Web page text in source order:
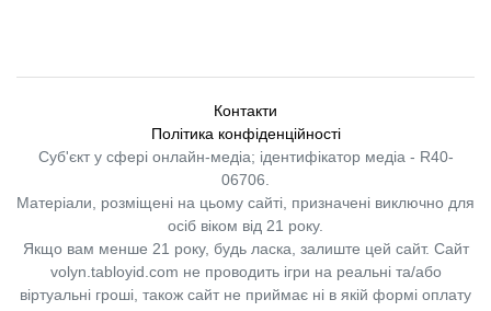
Контакти
Політика конфіденційності
Суб'єкт у сфері онлайн-медіа; ідентифікатор медіа - R40-
06706.
Матеріали, розміщені на цьому сайті, призначені виключно для
осіб віком від 21 року.
Якщо вам менше 21 року, будь ласка, залиште цей сайт. Сайт
volyn.tabloyid.com не проводить ігри на реальні та/або
віртуальні гроші, також сайт не приймає ні в якій формі оплату